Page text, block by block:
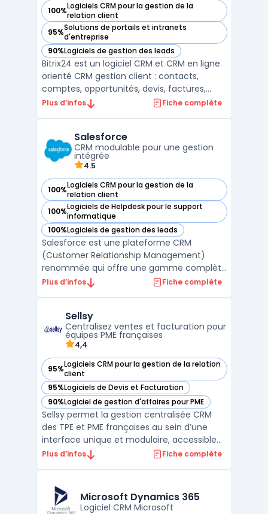
100%Logiciels CRM pour la gestion de la
relation client
— voir Bitrix24 dans cette catégorie
95%Solutions de portails et intranets
d'entreprise
— voir Bitrix24 dans cette catégorie
90%Logiciels de gestion des leads
— voir Bitrix24 dans cette catégorie
Bitrix24 est un logiciel CRM et CRM en ligne
orienté CRM gestion client : contacts,
comptes, opportunités, devis, factures,
campagnes et tickets sont centralisés dans
et automatisations pour la CRM
prospection (formulaires web, c ...
Plus d’infos Fiche complète
Salesforce
CRM modulable pour une gestion
intégrée
4.5
100%Logiciels CRM pour la gestion de la
relation client
— voir Salesforce dans cette catégorie
100%Logiciels de Helpdesk pour le support
informatique
— voir Salesforce dans cette catégorie
100%Logiciels de gestion des leads
— voir Salesforce dans cette catégorie
Salesforce est une plateforme CRM
(Customer Relationship Management)
renommée qui offre une gamme complète
de solutions pour la gestion des relations
la satisfaction client, Salesforce est
particulièrement adap ...
Plus d’infos Fiche complète
Sellsy
Centralisez ventes et facturation pour
équipes PME françaises
4,4
95%Logiciels CRM pour la gestion de la relation
client
— voir Sellsy dans cette catégorie
95%Logiciels de Devis et Facturation
— voir Sellsy dans cette catégorie
90%Logiciel de gestion d'affaires pour PME
— voir Sellsy dans cette catégorie
Sellsy permet la gestion centralisée CRM
des TPE et PME françaises au sein d’une
interface unique et modulaire, accessible
en cloud, mobile et API. La problématique
facturation électronique, au suivi
commercial, au pilot ...
Plus d’infos Fiche complète
Microsoft Dynamics 365
Logiciel CRM Microsoft